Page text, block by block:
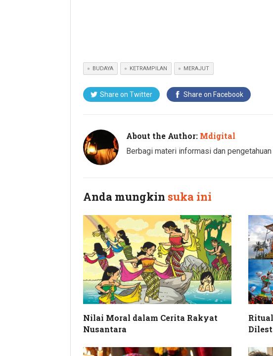
BUDAYA KETRAMPILAN MERAJUT
Share on Twitter Share on Facebook
About the Author: Mdigital
Berbagi materi informasi dan
Anda mungkin suka ini
Nilai Moral dalam Cerita Rakyat
Nusantara